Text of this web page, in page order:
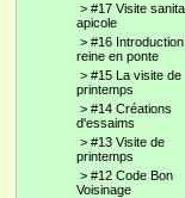
> #17 Visite
apicole
> #16
reine en ponte
> #15 La visite de
printemps
> #14 Créations
d'essaims
> #13 Visite de
printemps
> #12 Code Bon
Voisinage